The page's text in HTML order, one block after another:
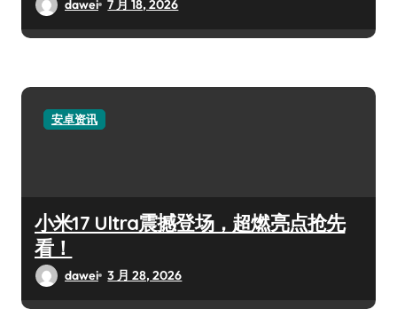
dawei 7 月 18, 2026
安卓资讯
小米17 Ultra震撼登场，超燃亮点抢先
看！
dawei 3 月 28, 2026